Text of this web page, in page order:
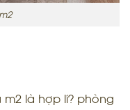
là hợp lí? phòng